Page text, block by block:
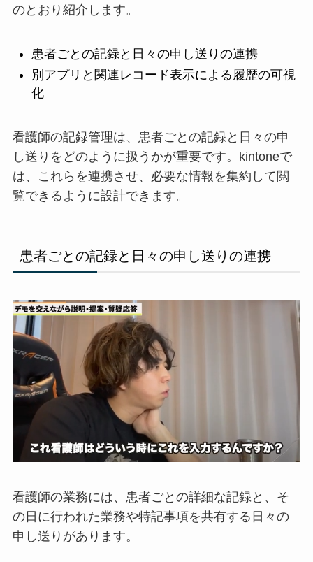
のとおり紹介します。
患者ごとの記録と日々の申し送りの連携
別アプリと関連レコード表示による履歴の可視
化
看護師の記録管理は、患者ごとの記録と日々の申
し送りをどのように扱うかが重要です。kintoneで
は、これらを連携させ、必要な情報を集約して閲
覧できるように設計できます。
患者ごとの記録と日々の申し送りの連携
看護師の業務には、患者ごとの詳細な記録と、そ
の日に行われた業務や特記事項を共有する日々の
申し送りがあります。